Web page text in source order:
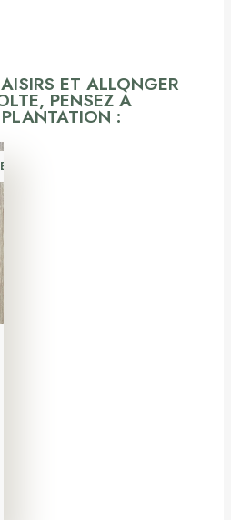
ET ALLONGER
PENSEZ À
: